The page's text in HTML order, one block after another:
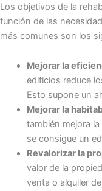
Los objetivos de la
función de las
más comunes son los
Mejorar la
edificios reduce
Esto supone un
Mejorar la
también mejora
se consigue un
Revalorizar la
valor de la
venta o alquiler